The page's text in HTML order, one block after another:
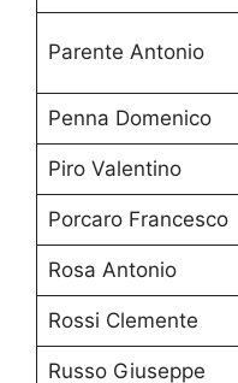
Parente Antonio
Penna Domenico
Piro Valentino
Porcaro Francesco
Rosa Antonio
Rossi Clemente
Russo Giuseppe